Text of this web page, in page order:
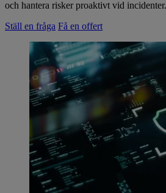
och hantera risker proaktivt vid incidenter.
Ställ en fråga Få en offert